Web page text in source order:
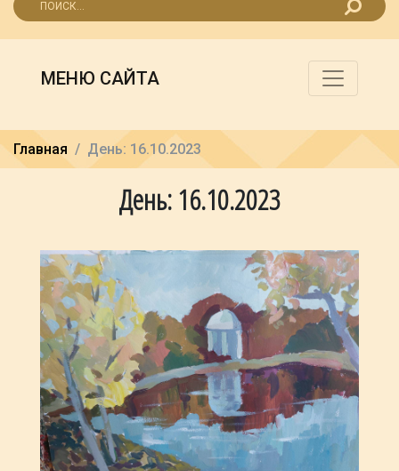
МЕНЮ САЙТА
Главная День: 16.10.2023
День: 16.10.2023